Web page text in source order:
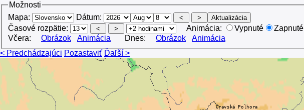
Možnosti
Mapa:
Dátum:
Časové rozpätie:
Animácia: Vypnuté
Zapnuté
Včera:
Obrázok Animácia Dnes: Obrázok
Animácia
< Predchádzajúci Pozastaviť Ďaľší >